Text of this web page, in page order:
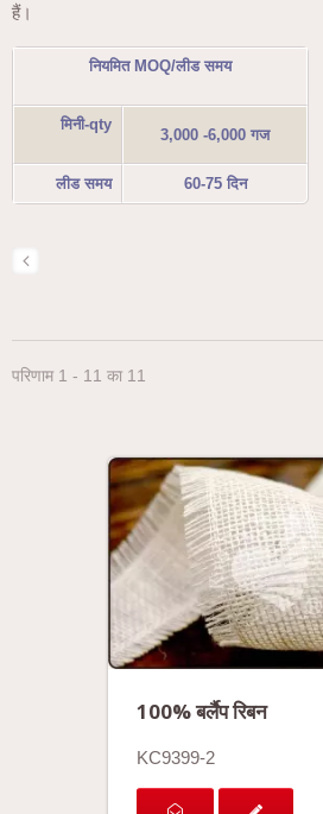
हैं।
नियमित MOQ/लीड समय
मिनी-qty
3,000 -6,000 गज
लीड समय 60-75 दिन
परिणाम 1 - 11 का 11
100% बर्लैप रिबन
KC9399-2